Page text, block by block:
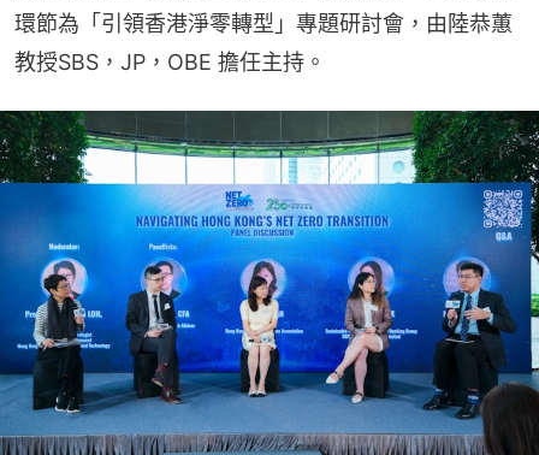
環節為「引領香港淨零轉型」專題研討會，由陸恭蕙
教授SBS，JP，OBE 擔任主持。